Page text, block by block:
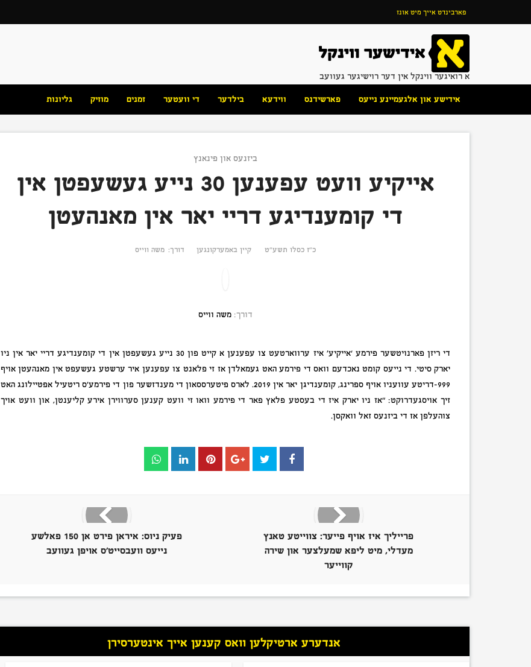
פארבינדט אייך מיט אונז
א רואיגער ווינקל אין דער רוישיגער געוועב
אידישע און אלגעמיינע נייעס פארשידנס ווידעא בילדער די וועטער זמנים מוזיק גליונות
ביזנעס און פינאנץ
אייקיע וועט עפענען 30 נייע געשעפטן אין
די קומענדיגע דריי יאר אין מאנהעטן
כ״ז כסלו תשע״ט קיין באמערקונגען דורך: משה ווייס
דורך: משה ווייס
די ריזן פארנויטשער פירמע ‘אייקיע’ איז ערווארטעט צו עפענען א קייט פון 30 נייע געשעפטן אין די קומענדיגע דריי יאר אין ניו
יארק סיטי. די נייעס קומט נאכדעם וואס די פירמע האט געמאלדן אז זי פלאנט צו עפענען איר ערשטע געשעפט אין מאנהעטן אויף
999-דריטע עוועניו אויף ספרינג, קומענדיגן יאר אין 2019. לארס פיטערססאון די מענדזשער פון די פירמע’ס ריטעיל אפטיילונג האט
זיך אויסגעדרוקט: “אז ניו יארק איז די בעסטע פלאץ פאר די פירמע וואו זי וועט קענען סערווירן אירע קליענטן, און וועט אויך
צוהעלפן אז די ביזנעס זאל וואקסן.
פעיק ניוס: איראן פירט אן 150 פאלשע
נייעס וועבסייט’ס אויפן געוועב
פרייליך איז אויף פייער: צווייטע טאנץ
מעדלי, מיט ליפא שמעלצער און שירה
קווייער
אנדערע ארטיקלען וואס קענען אייך אינטערסירן